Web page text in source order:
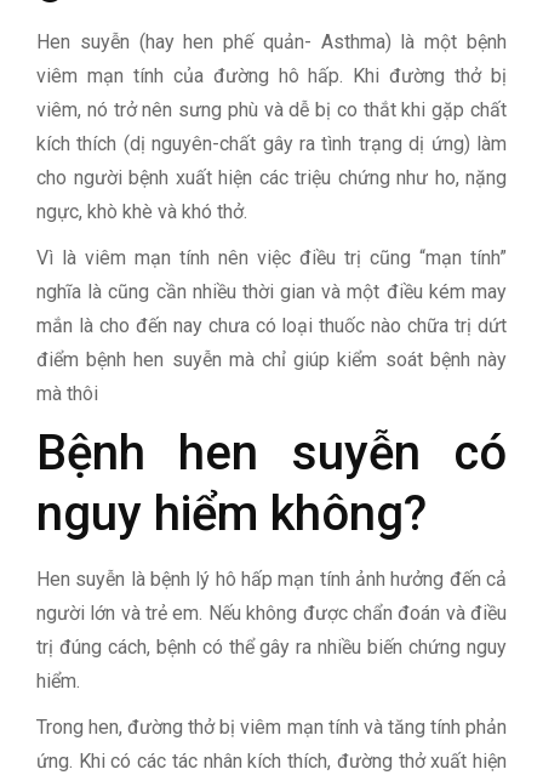
Hen suyễn (hay hen phế quản- Asthma) là một bệnh
viêm mạn tính của đường hô hấp. Khi đường thở bị
viêm, nó trở nên sưng phù và dễ bị co thắt khi gặp chất
kích thích (dị nguyên-chất gây ra tình trạng dị ứng) làm
cho người bệnh xuất hiện các triệu chứng như ho, nặng
ngực, khò khè và khó thở.
Vì là viêm mạn tính nên việc điều trị cũng “mạn tính”
nghĩa là cũng cần nhiều thời gian và một điều kém may
mắn là cho đến nay chưa có loại thuốc nào chữa trị dứt
điểm bệnh hen suyễn mà chỉ giúp kiểm soát bệnh này
mà thôi
Bệnh hen suyễn có
nguy hiểm không?
Hen suyễn là bệnh lý hô hấp mạn tính ảnh hưởng đến cả
người lớn và trẻ em. Nếu không được chẩn đoán và điều
trị đúng cách, bệnh có thể gây ra nhiều biến chứng nguy
hiểm.
Trong hen, đường thở bị viêm mạn tính và tăng tính phản
ứng. Khi có các tác nhân kích thích, đường thở xuất hiện